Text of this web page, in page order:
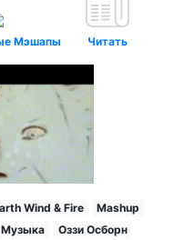
Мэшапы Читать
Wind & Fire
Mashup
Музыка
Оззи Осборн